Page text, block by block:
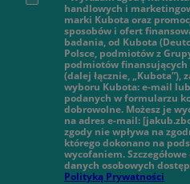
handlowych i
marki Kubota oraz
sposobów i ofert
badania, od Kubota
Polsce, podmiotów z
podmiotów finansujących
(dalej łącznie, „Kubota”),
wyboru Kubota: e-mail
podanych w formularzu
dobrowolne. Możesz je
na adres e-mail:
zgody nie wpływa na
którego dokonano na
wycofaniem.
danych osobowych
Polityką Prywatności